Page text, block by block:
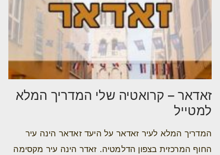
זאדאר – קרואטיה שלי המדריך המלא
למטייל
המדריך המלא לעיר זאדאר על היעד זאדאר הינה עיר
החוף המרכזית בצפון הדלמטיה. זאדר הינה עיר מקסימה